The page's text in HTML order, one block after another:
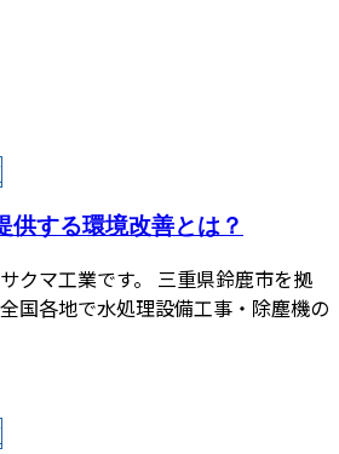
供する環境改善とは？
クマ工業です。 三重県鈴鹿市を拠
国各地で水処理設備工事・除塵機の